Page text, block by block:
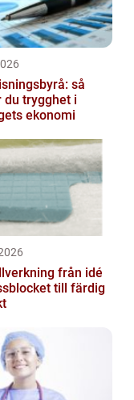
så
du trygghet i
ekonomi
från idé
till färdig